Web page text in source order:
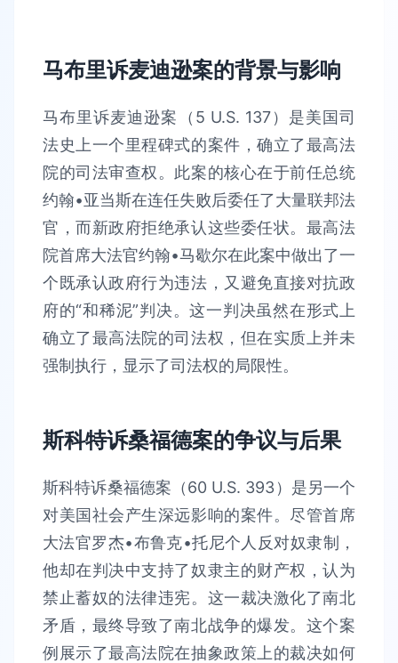
马布里诉麦迪逊案的背景与影响
马布里诉麦迪逊案（5 U.S. 137）是美国司
法史上一个里程碑式的案件，确立了最高法
院的司法审查权。此案的核心在于前任总统
约翰•亚当斯在连任失败后委任了大量联邦法
官，而新政府拒绝承认这些委任状。最高法
院首席大法官约翰•马歇尔在此案中做出了一
个既承认政府行为违法，又避免直接对抗政
府的“和稀泥”判决。这一判决虽然在形式上
确立了最高法院的司法权，但在实质上并未
强制执行，显示了司法权的局限性。
斯科特诉桑福德案的争议与后果
斯科特诉桑福德案（60 U.S. 393）是另一个
对美国社会产生深远影响的案件。尽管首席
大法官罗杰•布鲁克•托尼个人反对奴隶制，
他却在判决中支持了奴隶主的财产权，认为
禁止蓄奴的法律违宪。这一裁决激化了南北
矛盾，最终导致了南北战争的爆发。这个案
例展示了最高法院在抽象政策上的裁决如何